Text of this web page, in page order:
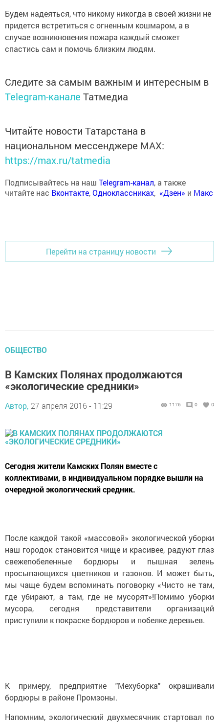
Будем надеяться, что никому никогда в своей жизни не
придется встретиться с огненным кошмаром, а в
случае возникновения пожара каждый сможет
спастись сам и помочь близким людям.
Следите за самым важным и интересным в
Telegram-канале Татмедиа
Читайте новости Татарстана в
национальном мессенджере MАХ:
https://max.ru/tatmedia
Подписывайтесь на наш Telegram-канал, а также
читайте нас Вконтакте,Одноклассниках, «Дзен» и Макс
Перейти на страницу новости
ОБЩЕСТВО
В Камских Полянах продолжаются
«экологические средники»
Автор, 27 апреля 2016 - 11:29 1176 0 0
Сегодня жители Камских Полян вместе с
коллективами, в индивидуальном порядке вышли на
очередной экологический средник.
После каждой такой «массовой» экологической уборки
наш городок становится чище и красивее, радуют глаз
свежепобеленные бордюры и пышная зелень
просыпающихся цветников и газонов. И может быть,
мы чаще будем вспоминать поговорку «Чисто не там,
где убирают, а там, где не мусорят»!Помимо уборки
мусора, сегодня представители организаций
приступили к покраске бордюров и побелке деревьев.
К примеру, предприятие "Мехуборка" окрашивали
бордюры в районе Промзоны.
Напомним, экологический двухмесячник стартовал по